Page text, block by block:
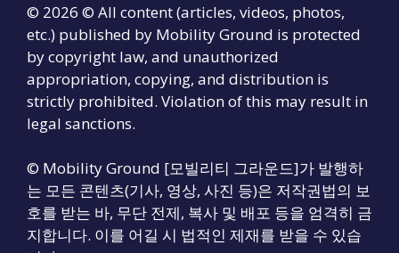
© 2026 © All content (articles, videos, photos,
etc.) published by Mobility Ground is protected
by copyright law, and unauthorized
appropriation, copying, and distribution is
strictly prohibited. Violation of this may result in
legal sanctions.
© Mobility Ground [모빌리티 그라운드]가 발행하
는 모든 콘텐츠(기사, 영상, 사진 등)은 저작권법의 보
호를 받는 바, 무단 전제, 복사 및 배포 등을 엄격히 금
지합니다. 이를 어길 시 법적인 제재를 받을 수 있습